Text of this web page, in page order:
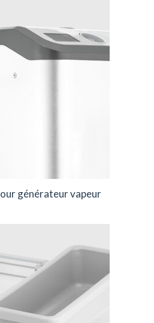
générateur vapeur